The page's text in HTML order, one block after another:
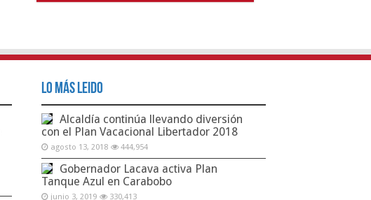
Lo Más Leido
Alcaldía continúa llevando diversión
con el Plan Vacacional Libertador 2018
agosto 13, 2018 444,954
Gobernador Lacava activa Plan
Tanque Azul en Carabobo
junio 3, 2019 330,413